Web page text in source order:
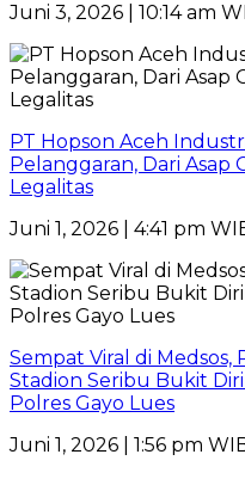
Juni 3, 2026 | 10:14 am
PT Hopson Aceh
Pelanggaran, Dari Asap
Legalitas
Juni 1, 2026 | 4:41 pm
Sempat Viral di
Stadion Seribu Bukit
Polres Gayo Lues
Juni 1, 2026 | 1:56 pm